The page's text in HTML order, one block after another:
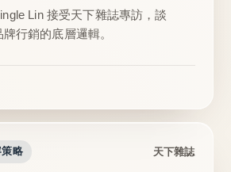
Lin 接受天下雜誌專訪，談
行銷的底層邏輯。
策略 天下雜誌